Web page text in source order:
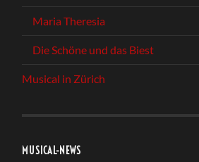
Maria Theresia
Die Schöne und das Biest
Musical in Zürich
MUSICAL-NEWS